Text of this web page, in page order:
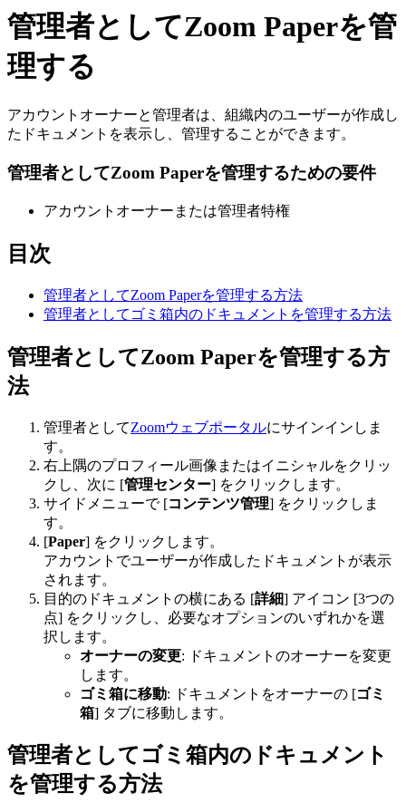
管理者としてZoom Paperを管
理する
アカウントオーナーと管理者は、組織内のユーザーが作成し
たドキュメントを表示し、管理することができます。
管理者としてZoom Paperを管理するための要件
アカウントオーナーまたは管理者特権
目次
管理者としてZoom Paperを管理する方法
管理者としてゴミ箱内のドキュメントを管理する方法
管理者としてZoom Paperを管理する方
法
管理者としてZoomウェブポータルにサインインしま
す。
右上隅のプロフィール画像またはイニシャルをクリッ
クし、次に [管理センター] をクリックします。
サイドメニューで [コンテンツ管理] をクリックしま
す。
[Paper] をクリックします。
アカウントでユーザーが作成したドキュメントが表示
されます。
目的のドキュメントの横にある [詳細] アイコン [3つの
点] をクリックし、必要なオプションのいずれかを選
択します。
オーナーの変更: ドキュメントのオーナーを変更
します。
ゴミ箱に移動: ドキュメントをオーナーの [ゴミ
箱] タブに移動します。
管理者としてゴミ箱内のドキュメント
を管理する方法